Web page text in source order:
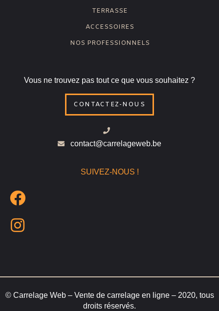
TERRASSE
ACCESSOIRES
NOS PROFESSIONNELS
Vous ne trouvez pas tout ce que vous souhaitez ?
CONTACTEZ-NOUS
contact@carrelageweb.be
SUIVEZ-NOUS !
© Carrelage Web – Vente de carrelage en ligne – 2020, tous
droits réservés.